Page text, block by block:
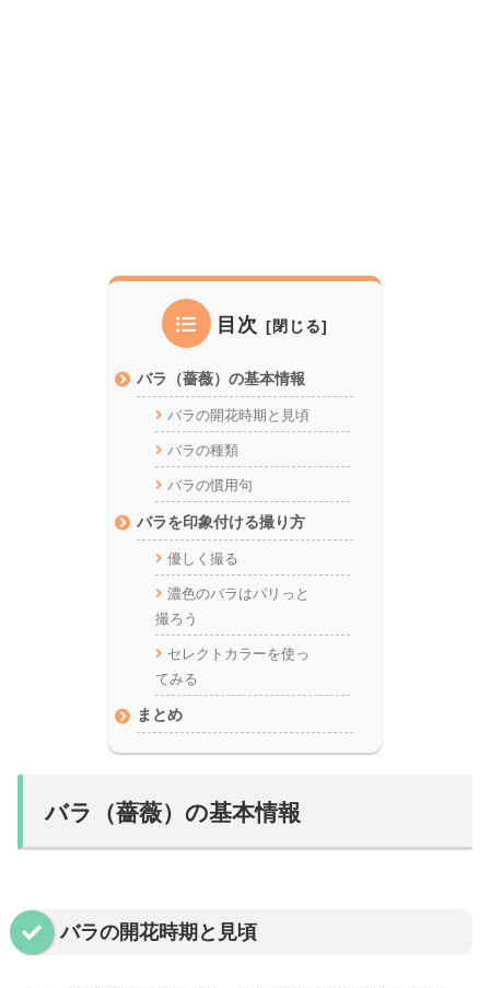
目次
バラ（薔薇）の基本情報
バラの開花時期と見頃
バラの種類
バラの慣用句
バラを印象付ける撮り方
優しく撮る
濃色のバラはパリっと
撮ろう
セレクトカラーを使っ
てみる
まとめ
バラ（薔薇）の基本情報
バラの開花時期と見頃